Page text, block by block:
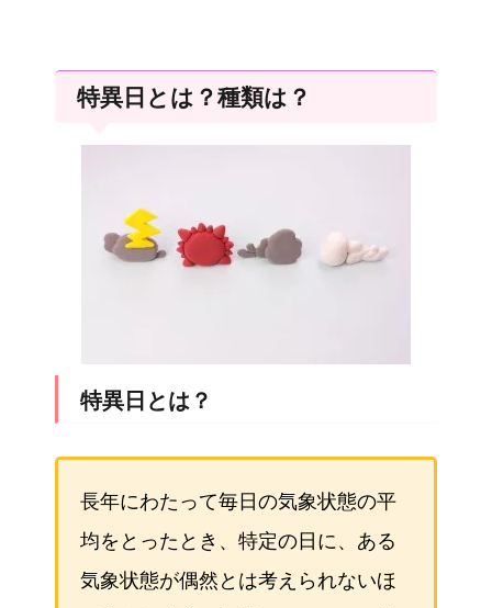
特異日とは？種類は？
特異日とは？
長年にわたって毎日の気象状態の平
均をとったとき、特定の日に、ある
気象状態が偶然とは考えられないほ